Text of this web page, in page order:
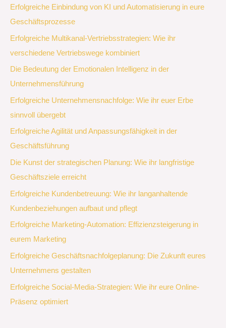
Erfolgreiche Einbindung von KI und Automatisierung in eure
Geschäftsprozesse
Erfolgreiche Multikanal-Vertriebsstrategien: Wie ihr
verschiedene Vertriebswege kombiniert
Die Bedeutung der Emotionalen Intelligenz in der
Unternehmensführung
Erfolgreiche Unternehmensnachfolge: Wie ihr euer Erbe
sinnvoll übergebt
Erfolgreiche Agilität und Anpassungsfähigkeit in der
Geschäftsführung
Die Kunst der strategischen Planung: Wie ihr langfristige
Geschäftsziele erreicht
Erfolgreiche Kundenbetreuung: Wie ihr langanhaltende
Kundenbeziehungen aufbaut und pflegt
Erfolgreiche Marketing-Automation: Effizienzsteigerung in
eurem Marketing
Erfolgreiche Geschäftsnachfolgeplanung: Die Zukunft eures
Unternehmens gestalten
Erfolgreiche Social-Media-Strategien: Wie ihr eure Online-
Präsenz optimiert